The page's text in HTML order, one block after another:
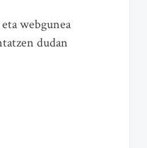
webgunea
dudan